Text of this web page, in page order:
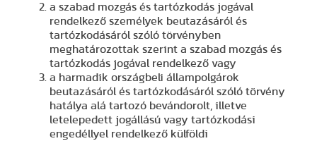
a szabad mozgás és tartózkodás jogával
rendelkező személyek beutazásáról és
tartózkodásáról szóló törvényben
meghatározottak szerint a szabad mozgás és
tartózkodás jogával rendelkező vagy
a harmadik országbeli állampolgárok
beutazásáról és tartózkodásáról szóló törvény
hatálya alá tartozó bevándorolt, illetve
letelepedett jogállású vagy tartózkodási
engedéllyel rendelkező külföldi